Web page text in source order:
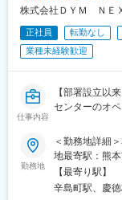
つメイン業務
して、技術者
社の事務職に
株式会社ＤＹＭ ＮＥ
正社員 転勤なし
業種未経験歓迎
仕事内容
【部署設立以
センターのオ
新規事業の
ます。成果を
メンバーの募
ことができる環
■キャリアパス
勤務地
＜勤務地詳細
地最寄駅：熊
策：屋内全面
【最寄り駅】
辛島町駅、慶